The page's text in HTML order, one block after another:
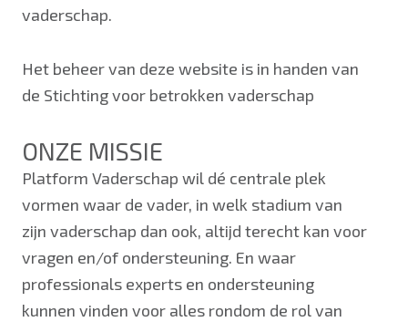
vaderschap.
Het beheer van deze website is in handen van
de Stichting voor betrokken vaderschap
ONZE MISSIE
Platform Vaderschap wil dé centrale plek
vormen waar de vader, in welk stadium van
zijn vaderschap dan ook, altijd terecht kan voor
vragen en/of ondersteuning. En waar
professionals experts en ondersteuning
kunnen vinden voor alles rondom de rol van